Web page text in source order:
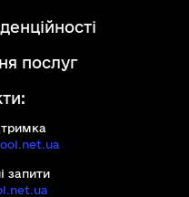
послуг
запити